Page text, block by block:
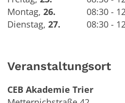
Montag, 26.
08:30 -
Dienstag, 27. 08:30 -
Veranstaltungsort
CEB Akademie Trier